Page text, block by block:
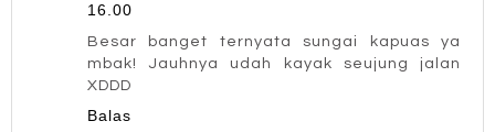
16.00
Besar banget ternyata sungai kapuas ya
mbak! Jauhnya udah kayak seujung jalan
XDDD
Balas